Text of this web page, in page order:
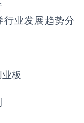
业发展趋势分
板